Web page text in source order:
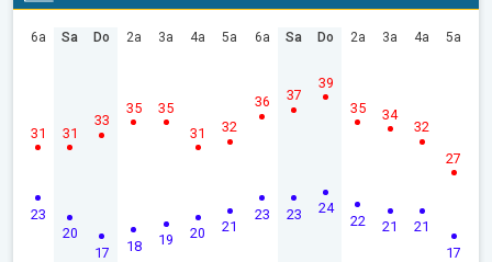
6a
23
31
Sa
20
31
Do
17
33
2a
18
35
3a
19
35
4a
20
31
5a
21
32
6a
23
36
Sa
23
37
Do
24
39
2a
22
35
3a
21
34
4a
21
32
5a
17
27